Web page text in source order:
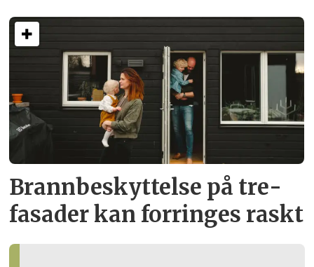
Brann­beskyttelse på tre­
fasader kan forringes raskt